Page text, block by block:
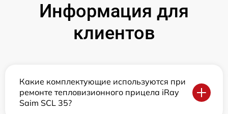
Информация для
клиентов
Какие комплектующие используются при
ремонте тепловизионного прицела iRay
Saim SCL 35?